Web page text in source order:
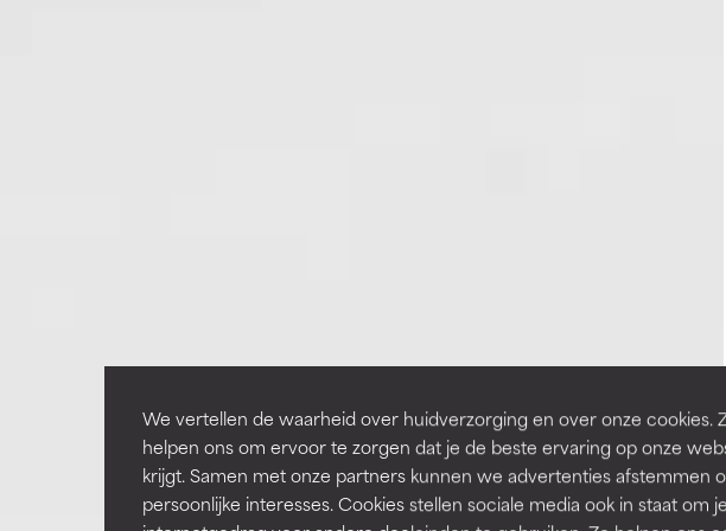
We vertellen de waarheid over huidverzorging en over onze cookies.
helpen ons om ervoor te zorgen dat je de beste ervaring op onze
krijgt. Samen met onze partners kunnen we advertenties afstemmen
persoonlijke interesses. Cookies stellen sociale media ook in staat om je